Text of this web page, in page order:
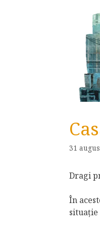
31
Dragi
În
situație